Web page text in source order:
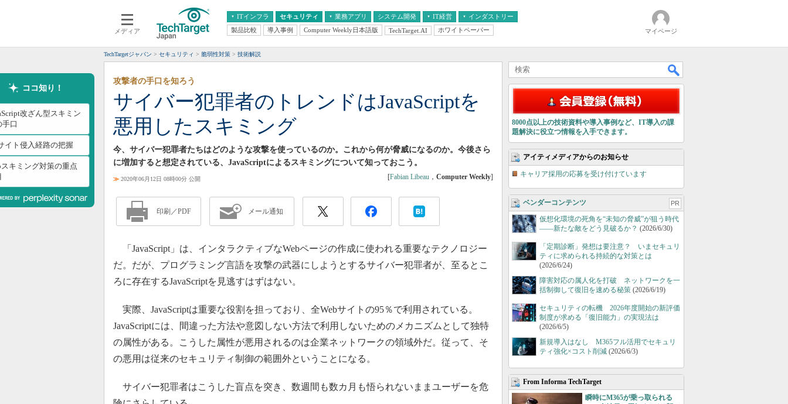
メディア
ITインフラ
クラウド
スマートモバイル
ネットワーク
システム運用管理
セキュリティ 業務アプリ
エンタープライズAI
ERP
情報系システム
システム開発 IT経営
経営とIT
インダストリー
医療IT
製品比較 導入事例 Computer Weekly日本語版 TechTarget.AI ホワイトペーパー マイページ
TechTargetジャパン セキュリティ 脆弱性対策 技術解説
ココ知り！
改ざん型スキミン
手口
イト侵入経路の把握
スキミング対策の重点
サイバー犯罪者のトレンドはJavaScriptを
悪用したスキミング
攻撃者の手口を知ろう
今、サイバー犯罪者たちはどのような攻撃を使っているのか。これから何が脅威になるのか。今後さら
に増加すると想定されている、JavaScriptによるスキミングについて知っておこう。
≫ 2020年06月12日 08時00分 公開 [Fabian Libeau ， Computer Weekly]
印刷／PDF メール通知
「JavaScript」は、インタラクティブなWebページの作成に使われる重要なテクノロジー
だ。だが、プログラミング言語を攻撃の武器にしようとするサイバー犯罪者が、至るとこ
ろに存在するJavaScriptを見逃すはずはない。
実際、JavaScriptは重要な役割を担っており、全Webサイトの95％で利用されている。
JavaScriptには、間違った方法や意図しない方法で利用しないためのメカニズムとして独特
の属性がある。こうした属性が悪用されるのは企業ネットワークの領域外だ。従って、そ
の悪用は従来のセキュリティ制御の範囲外ということになる。
サイバー犯罪者はこうした盲点を突き、数週間も数カ月も悟られないままユーザーを危
8000点以上の技術資料や導入事例など、IT導入の課
題解決に役立つ情報を入手できます。
アイティメディアからのお知らせ
キャリア採用の応募を受け付けています
ベンダーコンテンツ PR
仮想化環境の死角を“未知の脅威”が狙う時代
――新たな敵をどう見破るか？ (2026/6/30)
「定期診断」発想は要注意？ いまセキュリ
ティに求められる持続的な対策とは
(2026/6/24)
障害対応の属人化を打破 ネットワークを一
括制御して復旧を速める秘策 (2026/6/19)
セキュリティの転機 2026年度開始の新評価
制度が求める「復旧能力」の実現法は
(2026/6/5)
新規導入はなし M365フル活用でセキュリ
ティ強化×コスト削減 (2026/6/3)
From Informa TechTarget
瞬時にM365が乗っ取られる